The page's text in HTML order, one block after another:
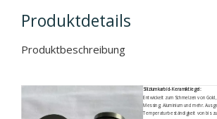
Produktdetails
Produktbeschreibung
Siliziumkarbid-Keramiktiegel:
Entwickelt zum Schmelzen von
Messing, Aluminium und mehr.
Temperaturbeständigkeit von bis